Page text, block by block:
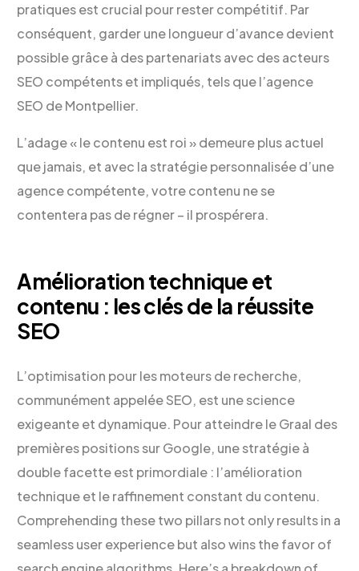
pratiques est crucial pour rester compétitif. Par
conséquent, garder une longueur d’avance devient
possible grâce à des partenariats avec des acteurs
SEO compétents et impliqués, tels que l’agence
SEO de Montpellier.
L’adage « le contenu est roi » demeure plus actuel
que jamais, et avec la stratégie personnalisée d’une
agence compétente, votre contenu ne se
contentera pas de régner – il prospérera.
Amélioration technique et
contenu : les clés de la réussite
SEO
L’optimisation pour les moteurs de recherche,
communément appelée SEO, est une science
exigeante et dynamique. Pour atteindre le Graal des
premières positions sur Google, une stratégie à
double facette est primordiale : l’amélioration
technique et le raffinement constant du contenu.
Comprehending these two pillars not only results in a
seamless user experience but also wins the favor of